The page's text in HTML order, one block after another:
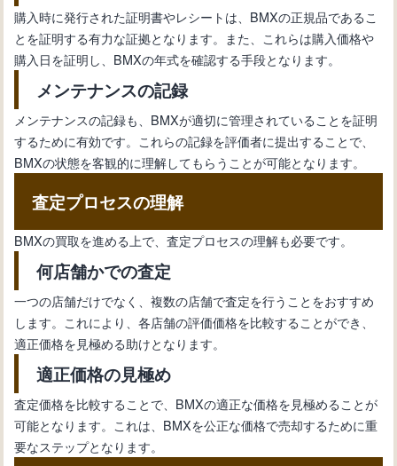
購入時に発行された証明書やレシートは、BMXの正規品であるこ
とを証明する有力な証拠となります。また、これらは購入価格や
購入日を証明し、BMXの年式を確認する手段となります。
メンテナンスの記録
メンテナンスの記録も、BMXが適切に管理されていることを証明
するために有効です。これらの記録を評価者に提出することで、
BMXの状態を客観的に理解してもらうことが可能となります。
査定プロセスの理解
BMXの買取を進める上で、査定プロセスの理解も必要です。
何店舗かでの査定
一つの店舗だけでなく、複数の店舗で査定を行うことをおすすめ
します。これにより、各店舗の評価価格を比較することができ、
適正価格を見極める助けとなります。
適正価格の見極め
査定価格を比較することで、BMXの適正な価格を見極めることが
可能となります。これは、BMXを公正な価格で売却するために重
要なステップとなります。